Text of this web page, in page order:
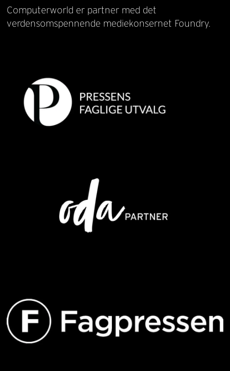
Computerworld er partner med det
verdensomspennende mediekonsernet Foundry.